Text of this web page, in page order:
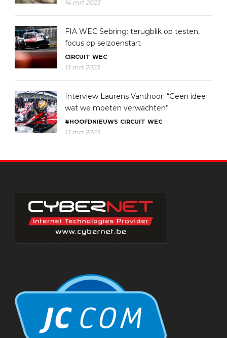
14 mrt 2023
FIA WEC Sebring: terugblik op testen,
focus op seizoenstart
CIRCUIT WEC
13 mrt 2023
Interview Laurens Vanthoor: “Geen idee
wat we moeten verwachten”
#HOOFDNIEUWS CIRCUIT WEC
13 mrt 2023